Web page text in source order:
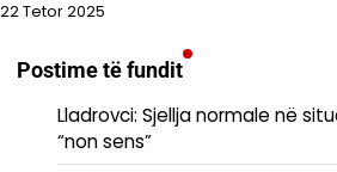
22 Tetor 2025
Postime të fundit
Lladrovci: Sjellja normale në
“non sens”